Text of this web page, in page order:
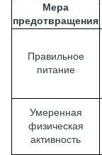
Мера
предотвращения
Правильное
питание
Умеренная
физическая
активность